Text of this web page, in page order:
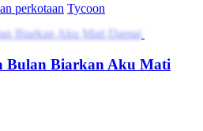
perkotaan Tycoon
Bulan Biarkan Aku Mati